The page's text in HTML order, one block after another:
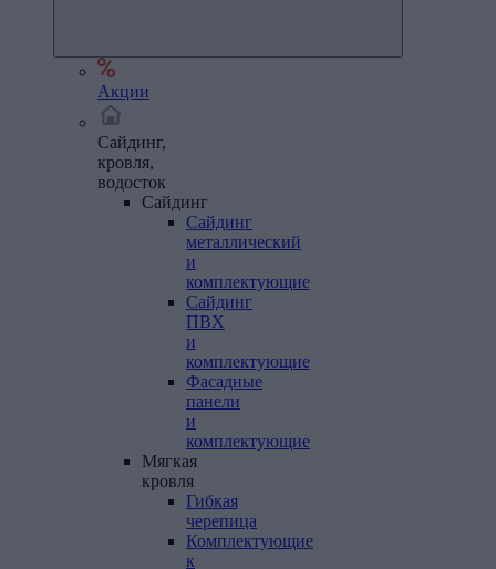
Акции
Сайдинг,
кровля,
водосток
Сайдинг
Сайдинг
металлический
и
комплектующие
Сайдинг
ПВХ
и
комплектующие
Фасадные
панели
и
комплектующие
Мягкая
кровля
Гибкая
черепица
Комплектующие
к